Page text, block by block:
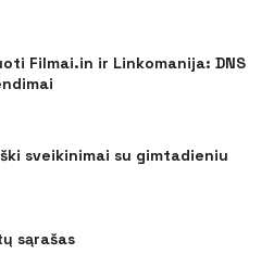
Filmai.in ir Linkomanija: DNS
sveikinimai su gimtadieniu
sąrašas